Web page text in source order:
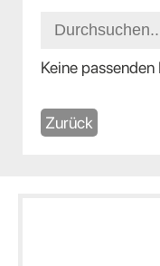
Keine
Zurück